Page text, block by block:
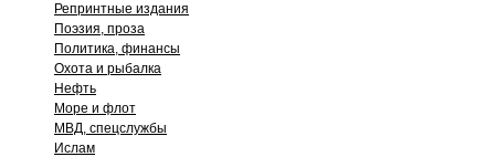
Репринтные издания
Поэзия, проза
Политика, финансы
Охота и рыбалка
Нефть
Море и флот
МВД, спецслужбы
Ислам